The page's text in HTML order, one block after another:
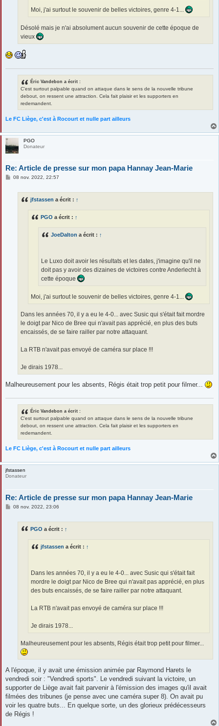
Moi, j'ai surtout le souvenir de belles victoires, genre 4-1...
Désolé mais je n'ai absolument aucun souvenir de cette époque de
vieux
Éric Vandebon a écrit :
C'est surtout palpable quand on attaque dans le sens de la nouvelle tribune
debout, on ressent une attraction. Cela fait plaisir et les supporters en
redemandent.
Le FC Liège, c'est à Rocourt et nulle part ailleurs
PGO
Donateur
Re: Article de presse sur mon papa Hannay Jean-Marie
M08 nov. 2022, 22:57
jfstassen a écrit : ↑
PGO a écrit : ↑
JoeDalton a écrit : ↑
Le Luxo doit avoir les résultats et les dates, j'imagine qu'il ne
doit pas y avoir des dizaines de victoires contre Anderlecht à
cette époque
Moi, j'ai surtout le souvenir de belles victoires, genre 4-1...
Dans les années 70, il y a eu le 4-0... avec Susic qui s'était fait mordre
le doigt par Nico de Bree qui n'avait pas apprécié, en plus des buts
encaissés, de se faire railler par notre attaquant.
La RTB n'avait pas envoyé de caméra sur place !!!
Je dirais 1978...
Malheureusement pour les absents, Régis était trop petit pour filmer...
Éric Vandebon a écrit :
C'est surtout palpable quand on attaque dans le sens de la nouvelle tribune
debout, on ressent une attraction. Cela fait plaisir et les supporters en
redemandent.
Le FC Liège, c'est à Rocourt et nulle part ailleurs
jfstassen
Donateur
Re: Article de presse sur mon papa Hannay Jean-Marie
M08 nov. 2022, 23:06
PGO a écrit : ↑
jfstassen a écrit : ↑
Dans les années 70, il y a eu le 4-0... avec Susic qui s'était fait
mordre le doigt par Nico de Bree qui n'avait pas apprécié, en plus
des buts encaissés, de se faire railler par notre attaquant.
La RTB n'avait pas envoyé de caméra sur place !!!
Je dirais 1978...
Malheureusement pour les absents, Régis était trop petit pour filmer...
A l'époque, il y avait une émission animée par Raymond Harets le
vendredi soir : "Vendredi sports". Le vendredi suivant la victoire, un
supporter de Liège avait fait parvenir à l'émission des images qu'il avait
filmées des tribunes (je pense avec une caméra super 8). On avait pu
voir les quatre buts... En quelque sorte, un des glorieux prédécesseurs
de Régis !